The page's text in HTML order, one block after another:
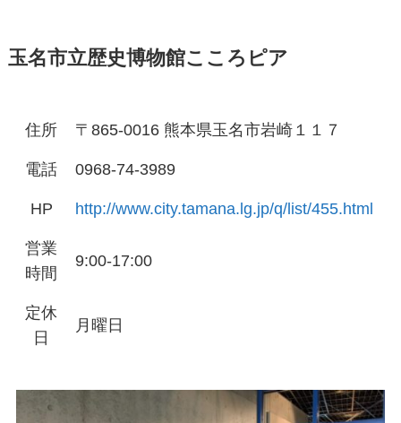
玉名市立歴史博物館こころピア
住所 〒865-0016 熊本県玉名市岩崎１１７
電話 0968-74-3989
HP http://www.city.tamana.lg.jp/q/list/455.html
営業
時間
9:00-17:00
定休
日
月曜日